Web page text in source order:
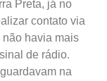
Preta, já no
contato via
não havia mais
de rádio.
na